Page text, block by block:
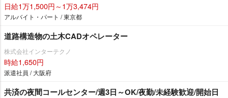
日給1万1,500円～1万3,474円
アルバイト・パート / 東京都
道路構造物の土木CADオペレーター
株式会社インターテクノ
時給1,650円
派遣社員 / 大阪府
共済の夜間コールセンター/週3日～OK/夜勤/未経験歓迎/開始日